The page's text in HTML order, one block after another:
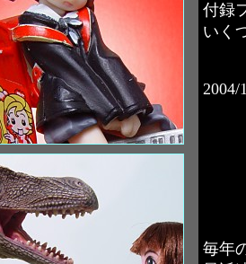
付録
いく
2004/
毎年